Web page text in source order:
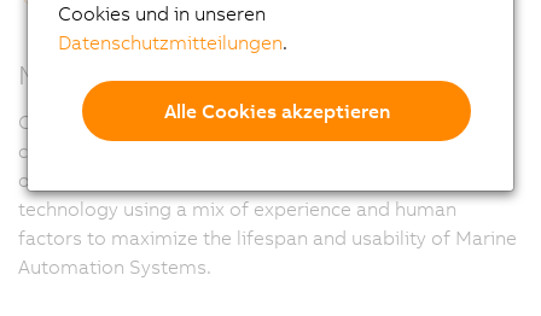
Mission Statement
CRS aim to improve the opportunities available to our
clients, on new and existing systems, for the extraction
of greater levels of digital information and display
technology using a mix of experience and human
factors to maximize the lifespan and usability of Marine
Automation Systems.
Cookies und in unseren
Datenschutzmitteilungen.
Alle Cookies akzeptieren